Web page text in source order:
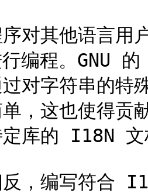
对其他语言用
编程。GNU
过对字符串的
，这也使得贡
定库的 I18N 文
，编写符合